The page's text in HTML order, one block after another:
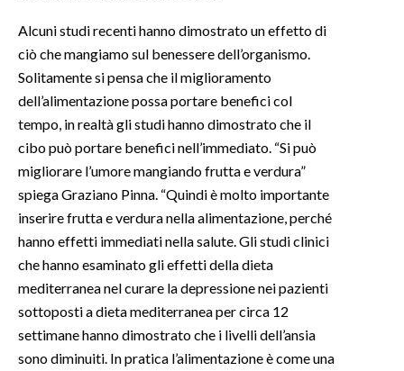
Alcuni studi recenti hanno dimostrato un effetto di
ciò che mangiamo sul benessere dell’organismo.
Solitamente si pensa che il miglioramento
dell’alimentazione possa portare benefici col
tempo, in realtà gli studi hanno dimostrato che il
cibo può portare benefici nell’immediato. “Si può
migliorare l’umore mangiando frutta e verdura”
spiega Graziano Pinna. “Quindi è molto importante
inserire frutta e verdura nella alimentazione, perché
hanno effetti immediati nella salute. Gli studi clinici
che hanno esaminato gli effetti della dieta
mediterranea nel curare la depressione nei pazienti
sottoposti a dieta mediterranea per circa 12
settimane hanno dimostrato che i livelli dell’ansia
sono diminuiti. In pratica l’alimentazione è come una